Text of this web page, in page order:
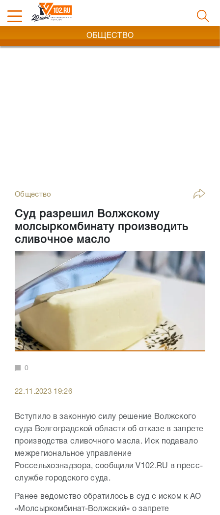
ОБЩЕСТВО
Общество
Суд разрешил Волжскому
молсыркомбинату производить
сливочное масло
0
22.11.2023 19:26
Вступило в законную силу решение Волжского
суда Волгоградской области об отказе в запрете
производства сливочного масла. Иск подавало
межрегиональное управление
Россельхознадзора, сообщили V102.RU в пресс-
службе городского суда.
Ранее ведомство обратилось в суд с иском к АО
«Молсыркомбинат-Волжский» о запрете